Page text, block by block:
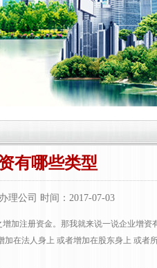
有哪些类型
理公司 时间：2017-07-03
加注册资金。那我就来说一说企业增资
在法人身上 或者增加在股东身上 或者